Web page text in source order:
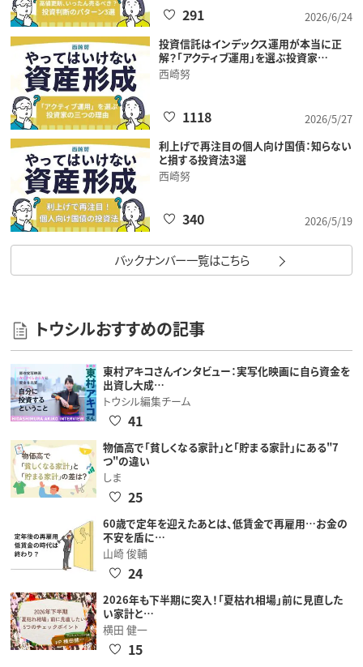
2026/6/24
291
投資信託はインデックス運用が本当に正
解？「アクティブ運用」を選ぶ投資家…
西崎努
2026/5/27
1118
利上げで再注目の個人向け国債：知らない
と損する投資法3選
西崎努
2026/5/19
340
バックナンバー一覧はこちら
トウシルおすすめの記事
東村アキコさんインタビュー：実写化映画に自ら資金を
出資し大成…
トウシル編集チーム
41
物価高で「貧しくなる家計」と「貯まる家計」にある"7
つ"の違い
しま
25
60歳で定年を迎えたあとは、低賃金で再雇用…お金の
不安を盾に…
山崎 俊輔
24
2026年も下半期に突入！「夏枯れ相場」前に見直した
い家計と…
横田 健一
15